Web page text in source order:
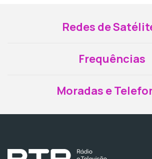
Redes de
Frequências
Moradas e